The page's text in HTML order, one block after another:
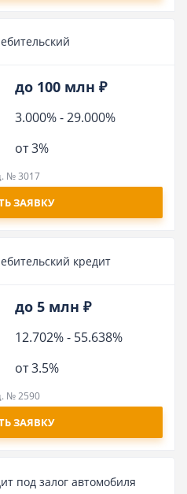
до 100 млн ₽
3.000%-29.000%
от 3%
№ 3017
ЗАЯВКУ
кредит
до 5 млн ₽
12.702%- 55.638%
от 3.5%
№ 2590
ЗАЯВКУ
под залог автомобиля